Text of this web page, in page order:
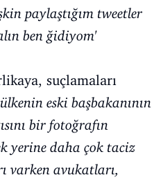
paylaştığım tweetler
ben ğidiyom'
suçlamaları
eski başbakanının
bir fotoğrafın
yerine daha çok taciz
varken avukatları,